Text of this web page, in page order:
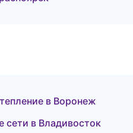
в Воронеж
в Владивосток